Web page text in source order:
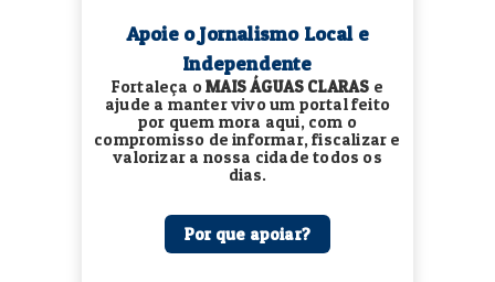
Apoie o Jornalismo Local e
Independente
Fortaleça oMAIS ÁGUAS CLARAS e
ajude a manter vivo um portal feito
por quem mora aqui, com o
compromisso de informar, fiscalizar e
valorizar a nossa cidade todos os
dias.
Por que apoiar?